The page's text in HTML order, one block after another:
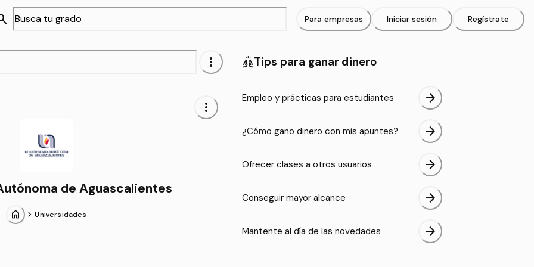
more_vert
more_vert
de Aguascalientes
home chevron_forwardUniversidades
cheerTips para ganar dinero
Empleo y prácticas para estudiantes arrow_forward
¿Cómo gano dinero con mis apuntes? arrow_forward
Ofrecer clases a otros usuarios arrow_forward
Conseguir mayor alcance arrow_forward
Mantente al día de las novedades arrow_forward
Para empresas Iniciar sesión Regístrate